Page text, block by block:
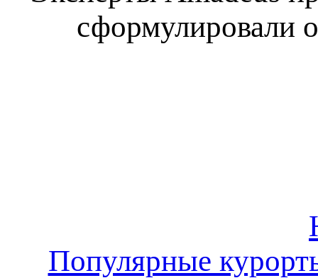
сформулировали
Популярные